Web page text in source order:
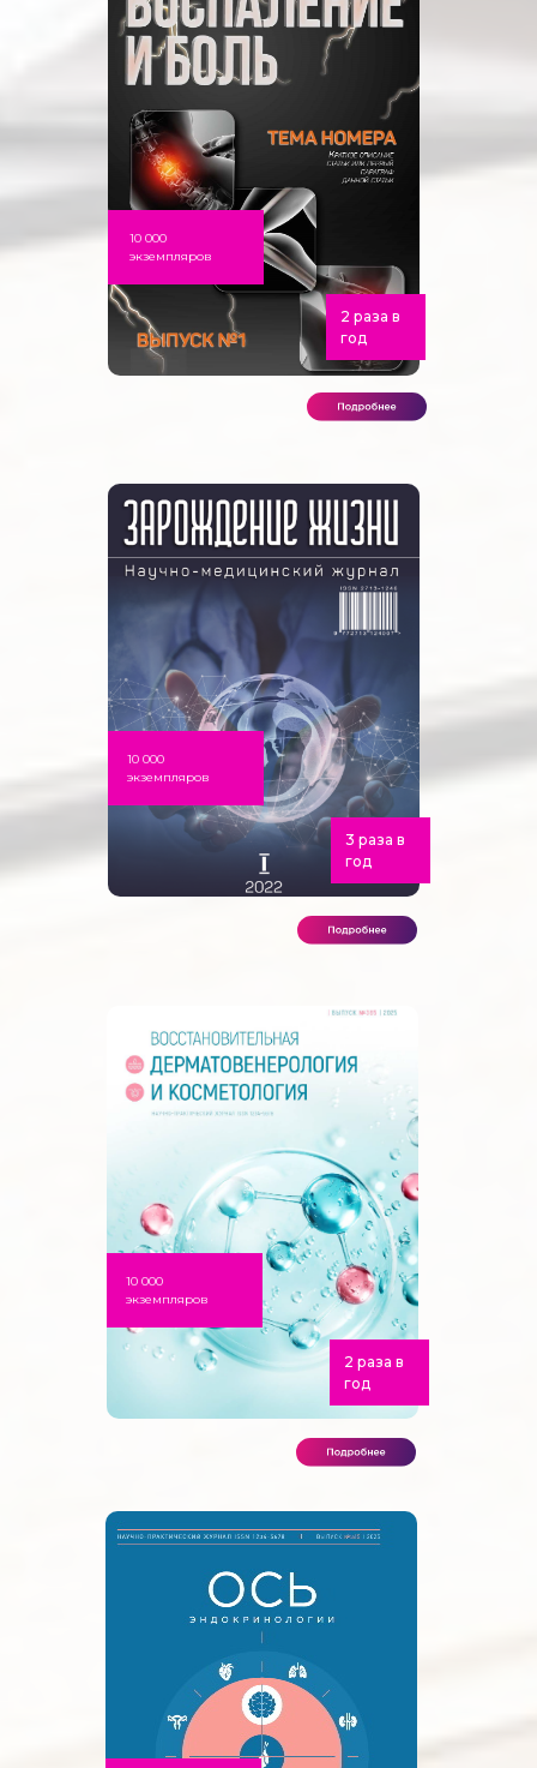
10 000
экземпляров
2 раза в
год
10 000
экземпляров
3 раза в
год
10 000
экземпляров
2 раза в
год